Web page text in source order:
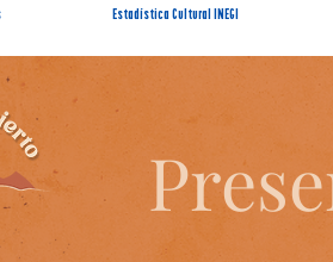
Estadística Cultural INEGI